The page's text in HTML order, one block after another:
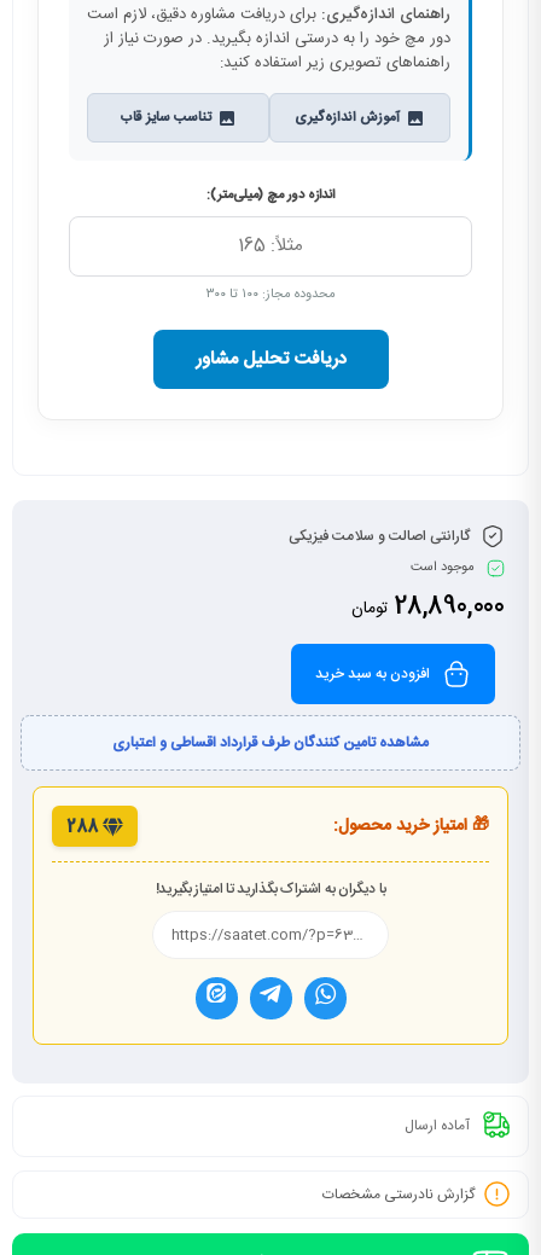
راهنمای اندازه‌گیری: برای دریافت مشاوره دقیق، لازم است
دور مچ خود را به درستی اندازه بگیرید. در صورت نیاز از
راهنماهای تصویری زیر استفاده کنید:
آموزش اندازه‌گیری تناسب سایز قاب
اندازه دور مچ (میلی‌متر):
محدوده مجاز: ۱۰۰ تا ۳۰۰
دریافت تحلیل مشاور
گارانتی اصالت و سلامت فیزیکی
موجود است
28,890,000 تومان
افزودن به سبد خرید
مشاهده تامین کنندگان طرف قرارداد اقساطی و اعتباری
🎁 امتیاز خرید محصول: 288
با دیگران به اشتراک بگذارید تا امتیاز بگیرید!
آماده ارسال
گزارش نادرستی مشخصات